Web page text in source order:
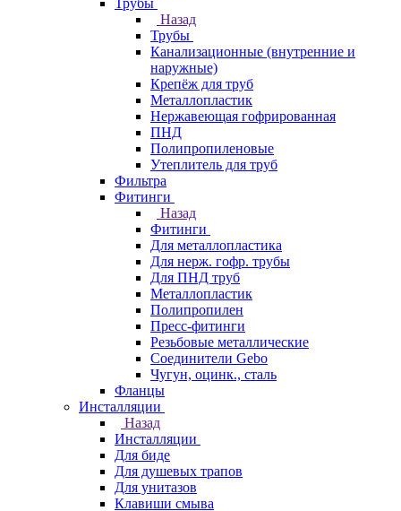
Трубы
Назад
Трубы
Канализационные (внутренние и
наружные)
Крепёж для труб
Металлопластик
Нержавеющая гофрированная
ПНД
Полипропиленовые
Утеплитель для труб
Фильтра
Фитинги
Назад
Фитинги
Для металлопластика
Для нерж. гофр. трубы
Для ПНД труб
Металлопластик
Полипропилен
Пресс-фитинги
Резьбовые металлические
Соединители Gebo
Чугун, оцинк., сталь
Фланцы
Инсталляции
Назад
Инсталляции
Для биде
Для душевых трапов
Для унитазов
Клавиши смыва